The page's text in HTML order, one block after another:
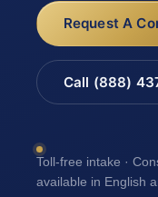
Request A
Call (888)
Toll-free intake ·
available in English